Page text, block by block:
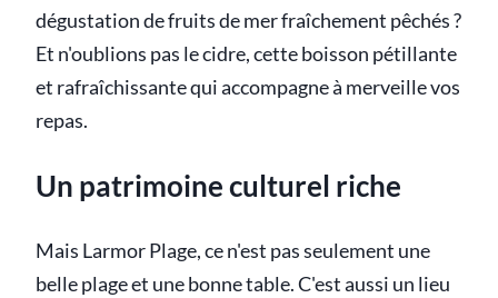
dégustation de fruits de mer fraîchement pêchés ?
Et n'oublions pas le cidre, cette boisson pétillante
et rafraîchissante qui accompagne à merveille vos
repas.
Un patrimoine culturel riche
Mais Larmor Plage, ce n'est pas seulement une
belle plage et une bonne table. C'est aussi un lieu